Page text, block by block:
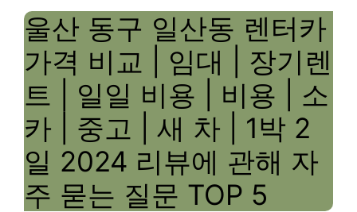
울산 동구 일산동 렌터카
가격 비교 | 임대 | 장기렌
트 | 일일 비용 | 비용 | 소
카 | 중고 | 새 차 | 1박 2
일 2024 리뷰에 관해 자
주 묻는 질문 TOP 5